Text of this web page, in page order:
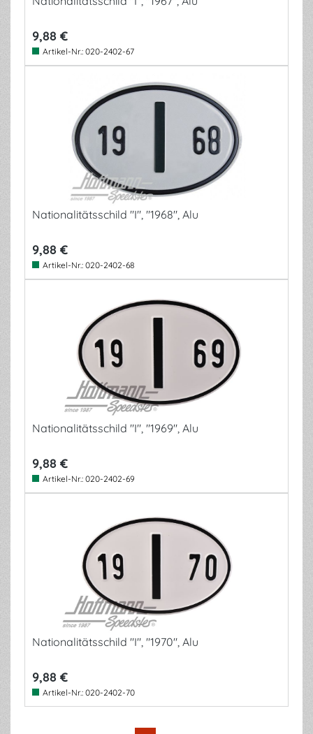
9,88 €
Artikel-Nr.: 020-2402-67
Nationalitätsschild "I", "1968", Alu
9,88 €
Artikel-Nr.: 020-2402-68
Nationalitätsschild "I", "1969", Alu
9,88 €
Artikel-Nr.: 020-2402-69
Nationalitätsschild "I", "1970", Alu
9,88 €
Artikel-Nr.: 020-2402-70